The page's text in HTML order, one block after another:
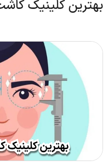
بهترین کلینیک